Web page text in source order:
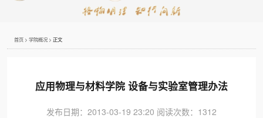
首页 > 学院概况 > 正文
应用物理与材料学院 设备与实验室管理办法
发布日期：2013-03-19 23:20 阅读次数： 1312